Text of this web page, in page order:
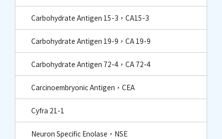
Carbohydrate Antigen 15-3，CA15-3
Carbohydrate Antigen 19-9，CA 19-9
Carbohydrate Antigen 72-4，CA 72-4
Carcinoembryonic Antigen，CEA​
Cyfra 21-1
Neuron Specific Enolase，NSE